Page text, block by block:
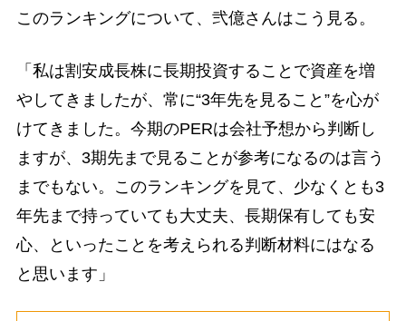
このランキングについて、弐億さんはこう見る。
「私は割安成長株に長期投資することで資産を増
やしてきましたが、常に“3年先を見ること”を心が
けてきました。今期のPERは会社予想から判断し
ますが、3期先まで見ることが参考になるのは言う
までもない。このランキングを見て、少なくとも3
年先まで持っていても大丈夫、長期保有しても安
心、といったことを考えられる判断材料にはなる
と思います」